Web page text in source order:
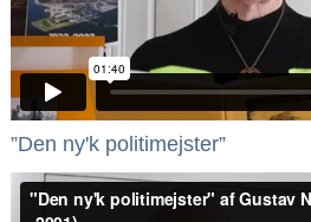
”Den ny'k politimejster”